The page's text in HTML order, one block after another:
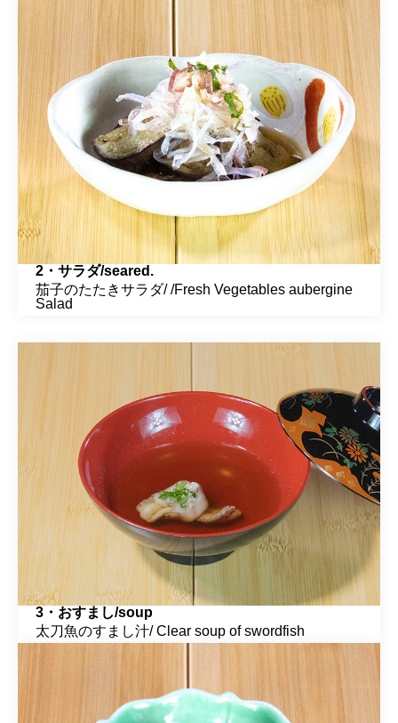
2・サラダ/seared.
茄子のたたきサラダ/ /Fresh Vegetables aubergine
Salad
3・おすまし/soup
太刀魚のすまし汁/ Clear soup of swordfish